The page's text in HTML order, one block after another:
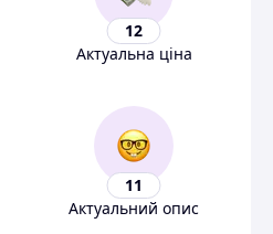
12
Актуальна ціна
11
Актуальний опис